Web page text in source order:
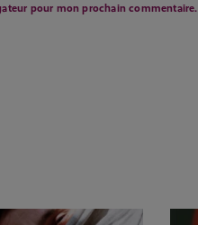
pour mon prochain commentaire.